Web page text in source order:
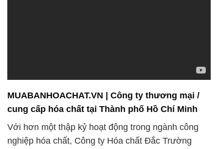
MUABANHOACHAT.VN | Công ty thương mại /
cung cấp hóa chất tại Thành phố Hồ Chí Minh
Với hơn một thập kỷ hoạt động trong ngành công
nghiệp hóa chất, Công ty Hóa chất Đắc Trường